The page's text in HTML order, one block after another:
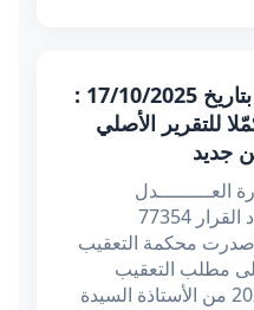
قرار تعقيبي عدد 77354 بتاريخ 17/10/2025 :
للتقرير الأصلي
جديد
العـــــــــدل
محكمــــــة التعقــيب عـ ـدد القرار 77354
17 اكتوبر 2025 أصدرت محكمة التعقيب
على مطلب التعقيب
المقدم بتاريخ 17 سبتمبر 2024 من الأستاذة السيدة